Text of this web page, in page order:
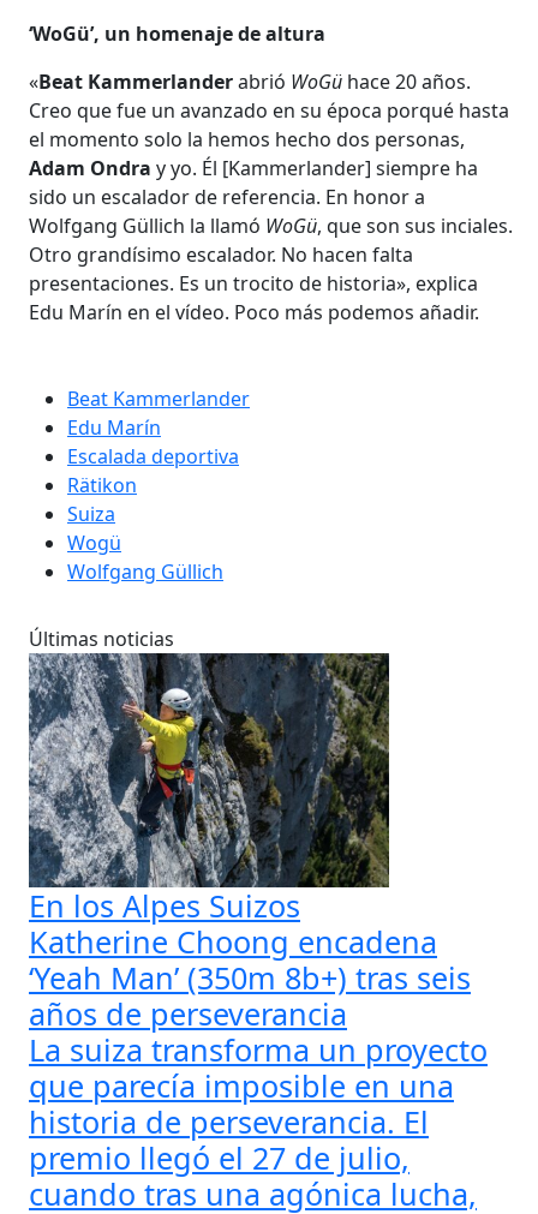
‘WoGü’, un homenaje de altura
«Beat Kammerlanderabrió WoGü hace 20 años.
Creo que fue un avanzado en su época porqué hasta
el momento solo la hemos hecho dos personas,
Adam Ondra y yo. Él [Kammerlander] siempre ha
sido un escalador de referencia. En honor a
Wolfgang Güllich la llamó WoGü, que son sus inciales.
Otro grandísimo escalador. No hacen falta
presentaciones. Es un trocito de historia», explica
Edu Marín en el vídeo. Poco más podemos añadir.
Beat Kammerlander
Edu Marín
Escalada deportiva
Rätikon
Suiza
Wogü
Wolfgang Güllich
Últimas noticias
En los Alpes Suizos
Katherine Choong encadena
‘Yeah Man’ (350m 8b+) tras seis
años de perseverancia
La suiza transforma un proyecto
que parecía imposible en una
historia de perseverancia. El
premio llegó el 27 de julio,
cuando tras una agónica lucha,